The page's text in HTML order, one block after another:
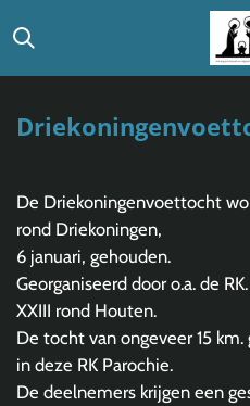
Ga
direct
naar
hoofdinhoud
De Driekoningenvoettocht
rond Driekoningen,
6 januari, gehouden.
Georganiseerd door o.a. de
XXIII rond Houten.
De tocht van ongeveer 15 km.
in deze RK Parochie.
De deelnemers krijgen een